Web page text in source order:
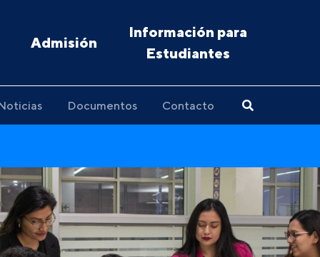
Admisión
Información para
Estudiantes
Documentos Contacto